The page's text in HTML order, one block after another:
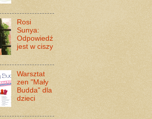
Rosi
Sunya:
Odpowiedź
jest w ciszy
Warsztat
zen "Mały
Budda" dla
dzieci